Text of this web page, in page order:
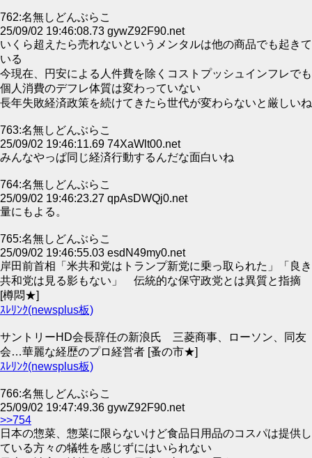
762:名無しどんぶらこ
25/09/02 19:46:08.73 gywZ92F90.net
いくら超えたら売れないというメンタルは他の商品でも起きて
いる
今現在、円安による人件費を除くコストプッシュインフレでも
個人消費のデフレ体質は変わっていない
長年失敗経済政策を続けてきたら世代が変わらないと厳しいね
763:名無しどんぶらこ
25/09/02 19:46:11.69 74XaWlt00.net
みんなやっぱ同じ経済行動するんだな面白いね
764:名無しどんぶらこ
25/09/02 19:46:23.27 qpAsDWQj0.net
量にもよる。
765:名無しどんぶらこ
25/09/02 19:46:55.03 esdN49my0.net
岸田前首相「米共和党はトランプ新党に乗っ取られた」「良き
共和党は見る影もない」 伝統的な保守政党とは異質と指摘
[樽悶★]
ｽﾚﾘﾝｸ(newsplus板)
サントリーHD会長辞任の新浪氏 三菱商事、ローソン、同友
会…華麗な経歴のプロ経営者 [蚤の市★]
ｽﾚﾘﾝｸ(newsplus板)
766:名無しどんぶらこ
25/09/02 19:47:49.36 gywZ92F90.net
>>754
日本の惣菜、惣菜に限らないけど食品日用品のコスパは提供し
ている方々の犠牲を感じずにはいられない